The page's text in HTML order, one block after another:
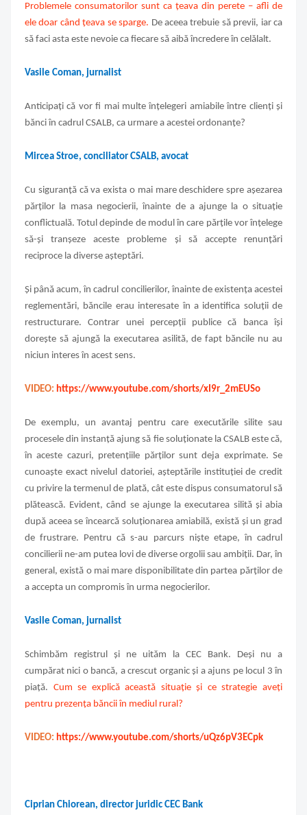
Problemele consumatorilor sunt ca țeava din perete – afli de
ele doar când țeava se sparge. De aceea trebuie să previi, iar ca
să faci asta este nevoie ca fiecare să aibă încredere în celălalt.
Vasile Coman, jurnalist
Anticipați că vor fi mai multe înțelegeri amiabile între clienți și
bănci în cadrul CSALB, ca urmare a acestei ordonanțe?
Mircea Stroe, conciliator CSALB, avocat
Cu siguranță că va exista o mai mare deschidere spre așezarea
părților la masa negocierii, înainte de a ajunge la o situație
conflictuală. Totul depinde de modul în care părțile vor înțelege
să-și tranșeze aceste probleme și să accepte renunțări
reciproce la diverse așteptări.
Și până acum, în cadrul concilierilor, înainte de existența acestei
reglementări, băncile erau interesate în a identifica soluții de
restructurare. Contrar unei percepții publice că banca își
dorește să ajungă la executarea asilită, de fapt băncile nu au
niciun interes în acest sens.
VIDEO: https://www.youtube.com/shorts/xI9r_2mEUSo
De exemplu, un avantaj pentru care executările silite sau
procesele din instanță ajung să fie soluționate la CSALB este că,
în aceste cazuri, pretențiile părților sunt deja exprimate. Se
cunoaște exact nivelul datoriei, așteptările instituției de credit
cu privire la termenul de plată, cât este dispus consumatorul să
plătească. Evident, când se ajunge la executarea silită și abia
după aceea se încearcă soluționarea amiabilă, există și un grad
de frustrare. Pentru că s-au parcurs niște etape, în cadrul
concilierii ne-am putea lovi de diverse orgolii sau ambiții. Dar, în
general, există o mai mare disponibilitate din partea părților de
a accepta un compromis în urma negocierilor.
Vasile Coman, jurnalist
Schimbăm registrul și ne uităm la CEC Bank. Deși nu a
cumpărat nici o bancă, a crescut organic și a ajuns pe locul 3 în
piață. Cum se explică această situație și ce strategie aveți
pentru prezența băncii în mediul rural?
VIDEO: https://www.youtube.com/shorts/uQz6pV3ECpk
Ciprian Chiorean, director juridic CEC Bank